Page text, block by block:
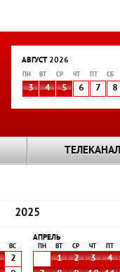
АВГУСТ 2026
ПН ВТ СР ЧТ СБ
3 4 5 6 7 8
ТЕЛЕКАНАЛ
2025
ВС
2
АПРЕЛЬ
ПН ВТ СР ЧТ
1 2 3 4